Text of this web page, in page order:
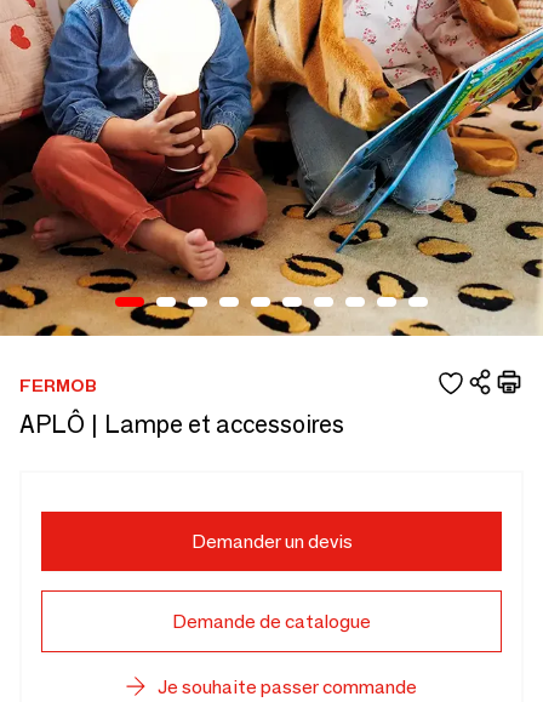
FERMOB
APLÔ | Lampe et accessoires
Demander un devis
Demande de catalogue
Je souhaite passer commande